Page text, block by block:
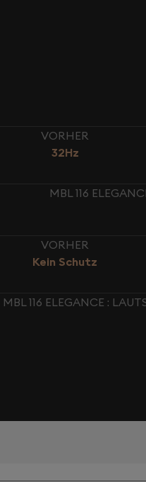
VORHER
32Hz
MBL 116
VORHER
Kein Schutz
MBL 116 ELEGANCE :